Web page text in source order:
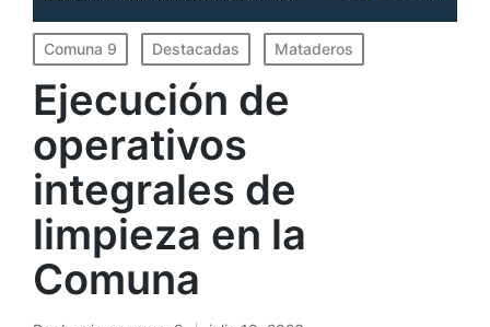
Publicado
en
Comuna 9 Destacadas Mataderos
Ejecución de
operativos
integrales de
limpieza en la
Comuna